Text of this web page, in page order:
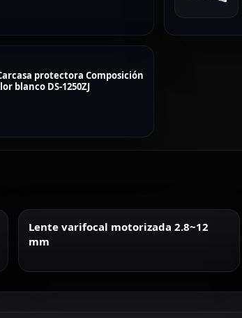
protectora Composición
blanco DS-1250ZJ
Lente varifocal motorizada 2.8~12
mm